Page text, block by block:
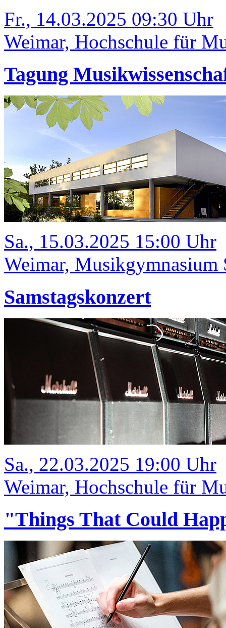
Fr., 14.03.2025 09:30 Uhr
Weimar, Hochschule für
Tagung
Sa., 15.03.2025 15:00 Uhr
Weimar, Musikgymnasium
Samstagskonzert
Sa., 22.03.2025 19:00 Uhr
Weimar, Hochschule für
"Things That Could